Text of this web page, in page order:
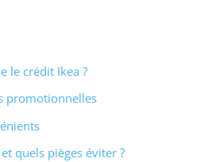
le crédit Ikea ?
promotionnelles
quels pièges éviter ?